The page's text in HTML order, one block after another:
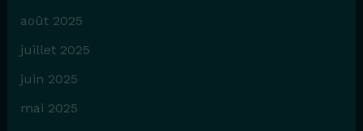
août 2025
juillet 2025
juin 2025
mai 2025